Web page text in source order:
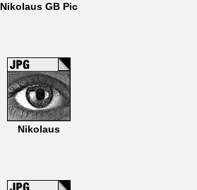
Nikolaus GB Pic
Nikolaus